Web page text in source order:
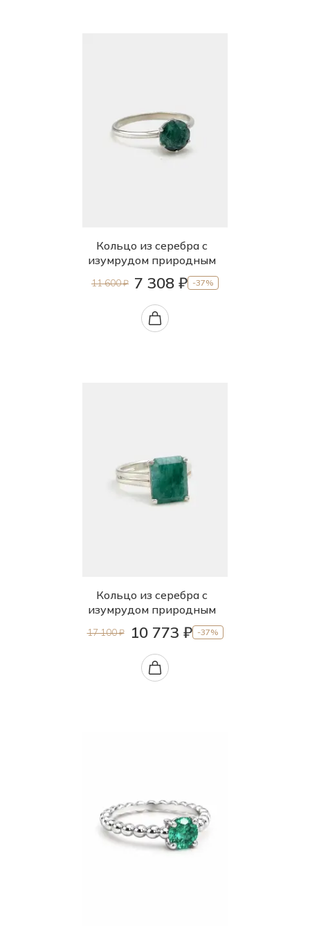
Кольцо из серебра с
изумрудом природным
11 600 ₽ 7 308 ₽ -37%
Кольцо из серебра с
изумрудом природным
17 100 ₽ 10 773 ₽ -37%